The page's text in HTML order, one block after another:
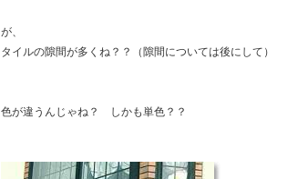
が、
タイルの隙間が多くね？？（隙間については後にして）
色が違うんじゃね？ しかも単色？？